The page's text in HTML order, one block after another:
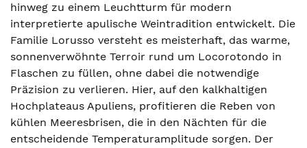
hinweg zu einem Leuchtturm für modern
interpretierte apulische Weintradition entwickelt. Die
Familie Lorusso versteht es meisterhaft, das warme,
sonnenverwöhnte Terroir rund um Locorotondo in
Flaschen zu füllen, ohne dabei die notwendige
Präzision zu verlieren. Hier, auf den kalkhaltigen
Hochplateaus Apuliens, profitieren die Reben von
kühlen Meeresbrisen, die in den Nächten für die
entscheidende Temperaturamplitude sorgen. Der